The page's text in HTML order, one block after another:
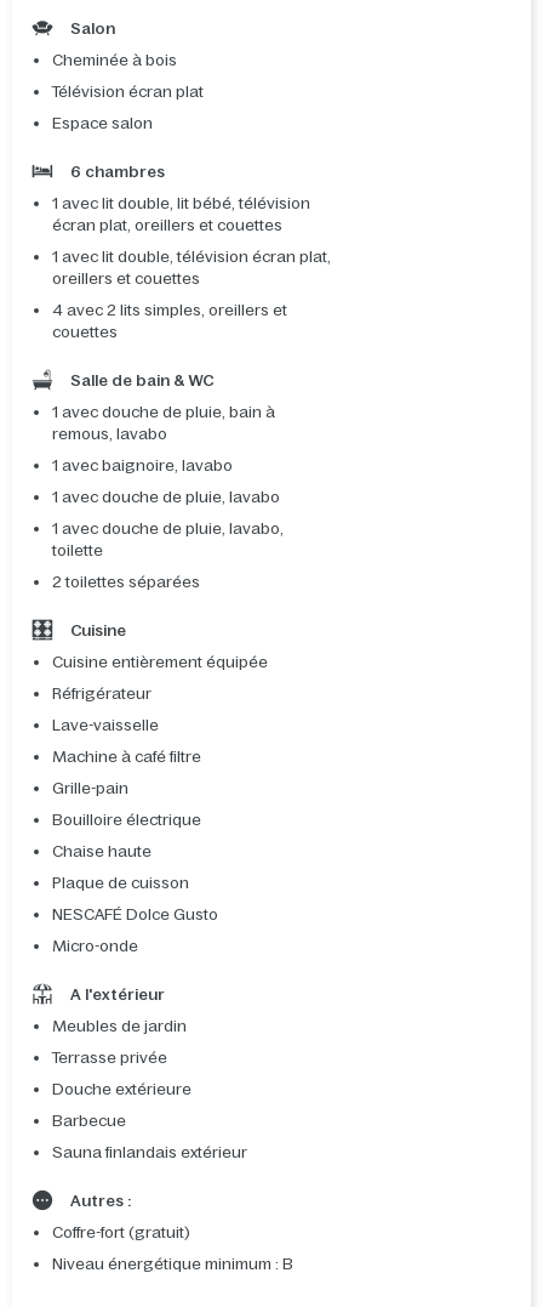
Salon
Cheminée à bois
Télévision écran plat
Espace salon
6 chambres
1 avec lit double, lit bébé, télévision
écran plat, oreillers et couettes
1 avec lit double, télévision écran plat,
oreillers et couettes
4 avec 2 lits simples, oreillers et
couettes
Salle de bain & WC
1 avec douche de pluie, bain à
remous, lavabo
1 avec baignoire, lavabo
1 avec douche de pluie, lavabo
1 avec douche de pluie, lavabo,
toilette
2 toilettes séparées
Cuisine
Cuisine entièrement équipée
Réfrigérateur
Lave-vaisselle
Machine à café filtre
Grille-pain
Bouilloire électrique
Chaise haute
Plaque de cuisson
NESCAFÉ Dolce Gusto
Micro-onde
A l'extérieur
Meubles de jardin
Terrasse privée
Douche extérieure
Barbecue
Sauna finlandais extérieur
Autres :
Coffre-fort (gratuit)
Niveau énergétique minimum : B